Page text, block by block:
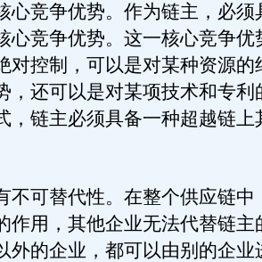
竞争优势。作为链主，必须
心竞争优势。这一核心竞争优
对控制，可以是对某种资源的
，还可以是对某项技术和专利
，链主必须具备一种超越链上
可替代性。在整个供应链中
作用，其他企业无法代替链主
外的企业，都可以由别的企业